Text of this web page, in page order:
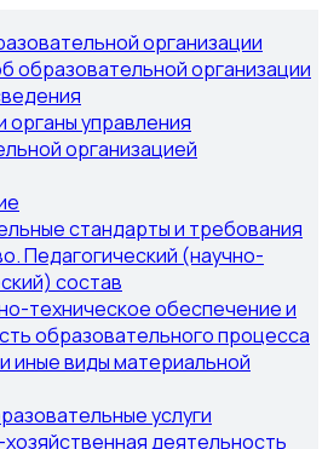
организации
образовательной организации
органы управления
организацией
стандарты и требования
Педагогический (научно-
состав
техническое обеспечение и
образовательного процесса
иные виды материальной
услуги
деятельность